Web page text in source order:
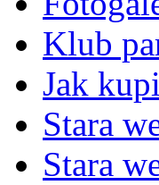
Klub
Jak
Stara
Stara